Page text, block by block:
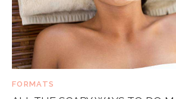
FORMATS